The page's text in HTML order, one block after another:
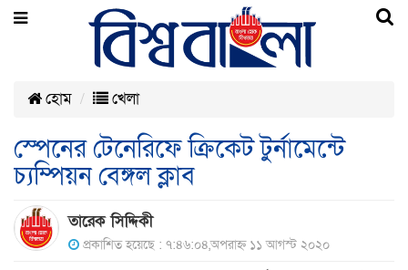
হোম খেলা
স্পেনের টেনেরিফে ক্রিকেট টুর্নামেন্টে
চ্যম্পিয়ন বেঙ্গল ক্লাব
তারেক সিদ্দিকী
প্রকাশিত হয়েছে : ৭:৪৬:০৪,অপরাহ্ন ১১ আগস্ট ২০২০